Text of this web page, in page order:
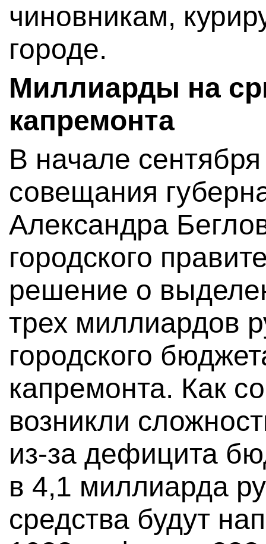
чиновникам,
городе.
Миллиарды на
капремонта
В начале
совещания
Александра
городского
решение о
трех миллиардов
городского
капремонта. Как
возникли
из-за дефицита
в 4,1 миллиарда
средства будут